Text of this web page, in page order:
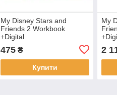
My Disney Stars and
Friends 2 Workbook
+Digital
Resources(робочий зошит)
475₴
Купити
My
2